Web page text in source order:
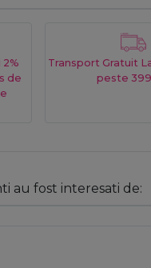
de
Transport Gratuit
peste
au fost interesati de: